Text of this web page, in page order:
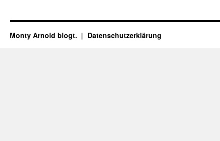
Monty Arnold blogt. Datenschutz­erklärung